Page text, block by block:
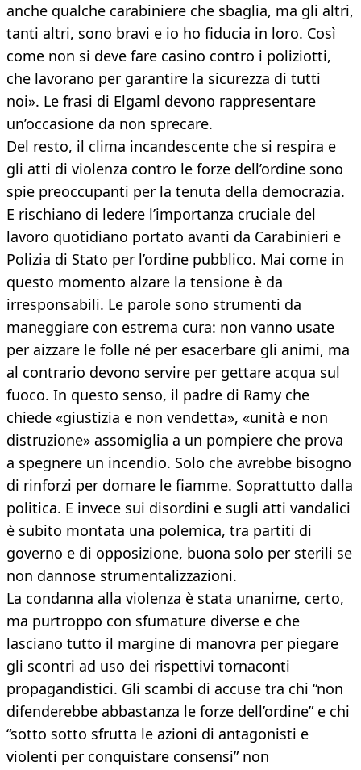
anche qualche carabiniere che sbaglia, ma gli altri,
tanti altri, sono bravi e io ho fiducia in loro. Così
come non si deve fare casino contro i poliziotti,
che lavorano per garantire la sicurezza di tutti
noi». Le frasi di Elgaml devono rappresentare
un’occasione da non sprecare.
Del resto, il clima incandescente che si respira e
gli atti di violenza contro le forze dell’ordine sono
spie preoccupanti per la tenuta della democrazia.
E rischiano di ledere l’importanza cruciale del
lavoro quotidiano portato avanti da Carabinieri e
Polizia di Stato per l’ordine pubblico. Mai come in
questo momento alzare la tensione è da
irresponsabili. Le parole sono strumenti da
maneggiare con estrema cura: non vanno usate
per aizzare le folle né per esacerbare gli animi, ma
al contrario devono servire per gettare acqua sul
fuoco. In questo senso, il padre di Ramy che
chiede «giustizia e non vendetta», «unità e non
distruzione» assomiglia a un pompiere che prova
a spegnere un incendio. Solo che avrebbe bisogno
di rinforzi per domare le fiamme. Soprattutto dalla
politica. E invece sui disordini e sugli atti vandalici
è subito montata una polemica, tra partiti di
governo e di opposizione, buona solo per sterili se
non dannose strumentalizzazioni.
La condanna alla violenza è stata unanime, certo,
ma purtroppo con sfumature diverse e che
lasciano tutto il margine di manovra per piegare
gli scontri ad uso dei rispettivi tornaconti
propagandistici. Gli scambi di accuse tra chi “non
difenderebbe abbastanza le forze dell’ordine” e chi
“sotto sotto sfrutta le azioni di antagonisti e
violenti per conquistare consensi” non